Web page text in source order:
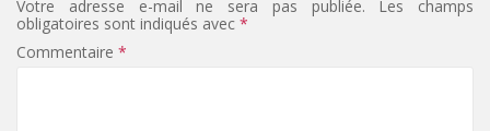
Votre adresse e-mail ne sera pas publiée.
Les champs
obligatoires sont indiqués avec *
Commentaire *